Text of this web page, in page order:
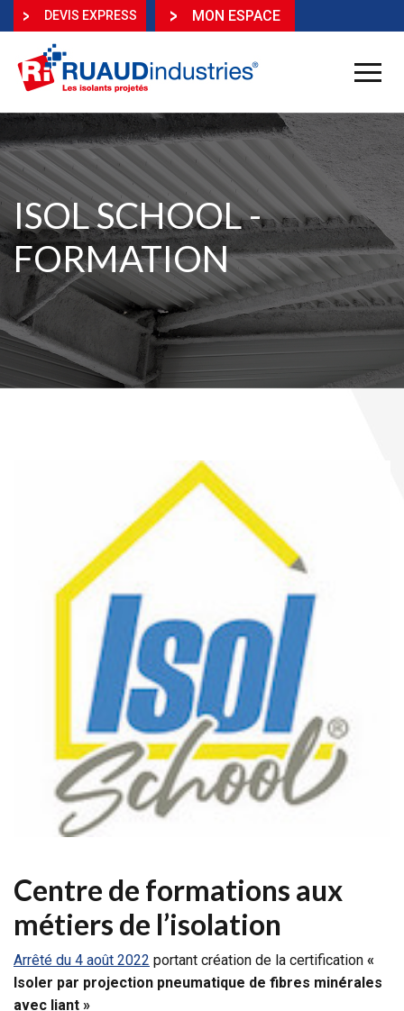
DEVIS EXPRESS MON ESPACE
ISOL SCHOOL -
FORMATION
Centre de formations aux
métiers de l’isolation
Arrêté du 4 août 2022 portant création de la certification «
Isoler par projection pneumatique de fibres minérales
avec liant »